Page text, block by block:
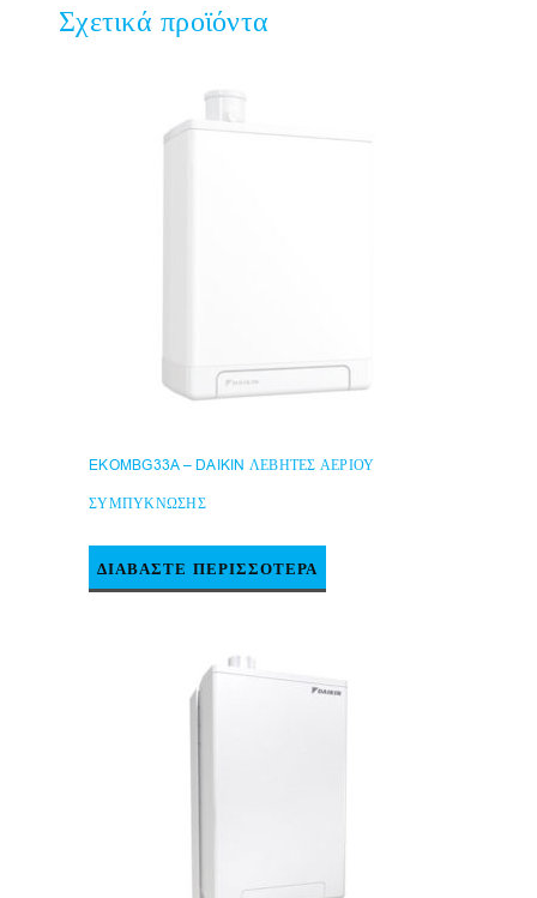
Σχετικά προϊόντα
EKOMBG33A – DAIKIN ΛΕΒΗΤΕΣ ΑΕΡΙΟΥ
ΣΥΜΠΥΚΝΩΣΗΣ
ΔΙΑΒΆΣΤΕ ΠΕΡΙΣΣΌΤΕΡΑ